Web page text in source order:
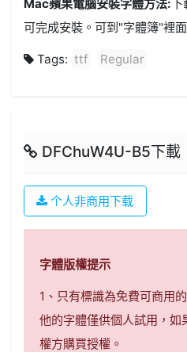
Mac蘋果電腦安裝字體方法:
可完成安裝。可到"字體簿"裡
Tags: ttf Regular
DFChuW4U-B5下載
个人非商用下载
字體版權提示
1、只有標識為免費可商用
他的字體僅供個人試用，如
權方購買授權。